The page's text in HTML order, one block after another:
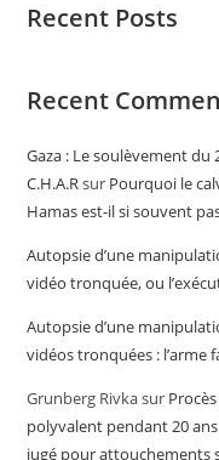
Recent Posts
Recent
Gaza : Le soulèvement
C.H.A.Rsur Pourquoi le
Hamas est-il si souvent
Autopsie d’une
vidéo tronquée, ou
Autopsie d’une
vidéos tronquées :
Grunberg Rivkasur
polyvalent pendant 20
jugé pour attouchements